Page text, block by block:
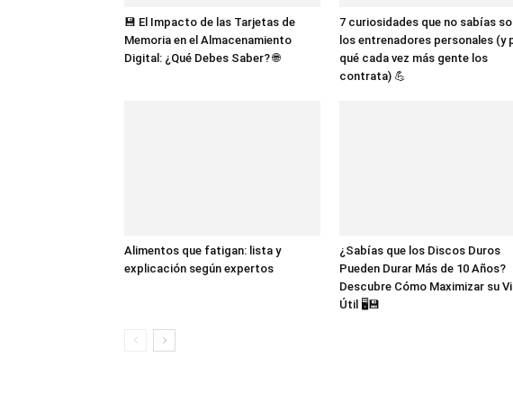
💾 El Impacto de las Tarjetas de
Memoria en el Almacenamiento
Digital: ¿Qué Debes Saber? 🌐
7 curiosidades que no sabías
los entrenadores personales (y
qué cada vez más gente los
contrata) 💪
Alimentos que fatigan: lista y
explicación según expertos
¿Sabías que los Discos Duros
Pueden Durar Más de 10 Años?
Descubre Cómo Maximizar su
Útil 🖥️💾